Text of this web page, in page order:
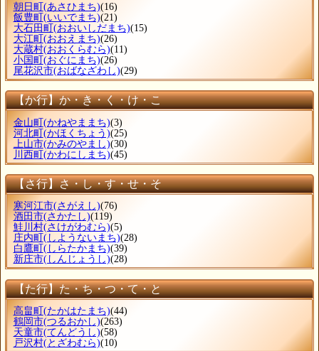
朝日町 (あさひまち)(16)
飯豊町 (いいでまち)(21)
大石田町 (おおいしだまち)(15)
大江町 (おおえまち)(26)
大蔵村(おおくらむら)(11)
小国町 (おぐにまち)(26)
尾花沢市(おばなざわし)(29)
【か行】か・き・く・け・こ
金山町(かねやままち)(3)
河北町(かほくちょう)(25)
上山市(かみのやまし)(30)
川西町(かわにしまち)(45)
【さ行】さ・し・す・せ・そ
寒河江市(さがえし)(76)
酒田市(さかたし)(119)
鮭川村(さけがわむら)(5)
庄内町 (しようないまち)(28)
白鷹町 (しらたかまち)(39)
新庄市(しんじょうし)(28)
【た行】た・ち・つ・て・と
高畠町 (たかはたまち)(44)
鶴岡市(つるおかし)(263)
天童市(てんどうし)(58)
戸沢村(とざわむら)(10)